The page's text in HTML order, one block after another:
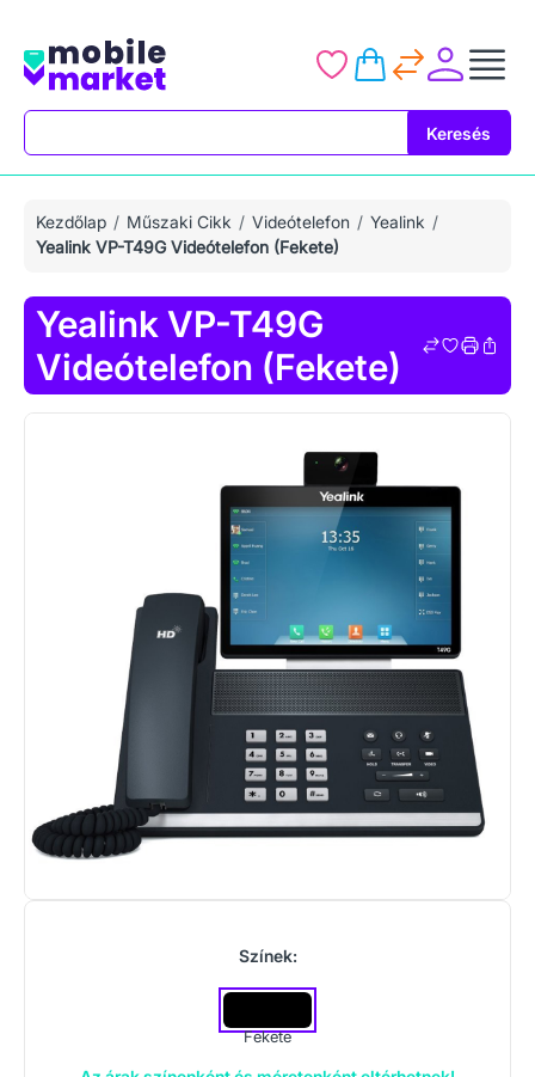
Keresés
Kezdőlap Műszaki Cikk Videótelefon
Yealink
Yealink VP-T49G Videótelefon (Fekete)
Yealink VP-T49G
Videótelefon (Fekete)
Színek:
Fekete